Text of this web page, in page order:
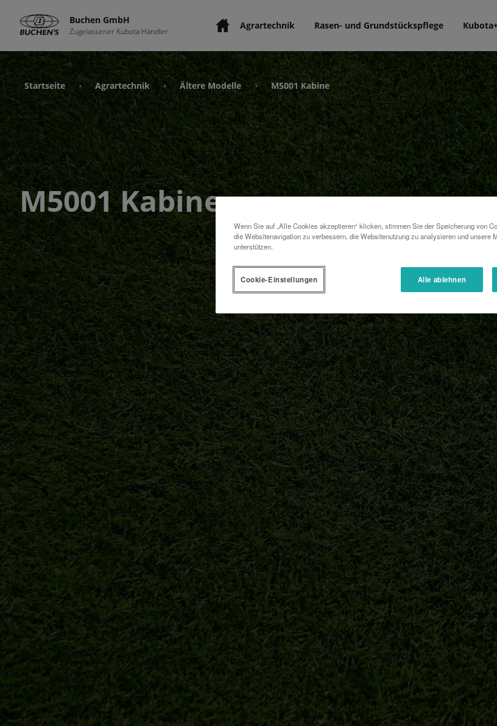
Buchen GmbH
Zugelassener Kubota Händler Agrartechnik Rasen- und Grundstückspflege
Startseite › Agrartechnik › Ältere Modelle › M5001 Kabine
M5001 Kabine
Wenn Sie auf „Alle Cookies akzeptieren“ klicken, stimmen Sie der Speicherung von
die Websitenavigation zu verbessern, die Websitenutzung zu analysieren und unsere
unterstützen.
Alle ablehnen
Cookie-Einstellungen